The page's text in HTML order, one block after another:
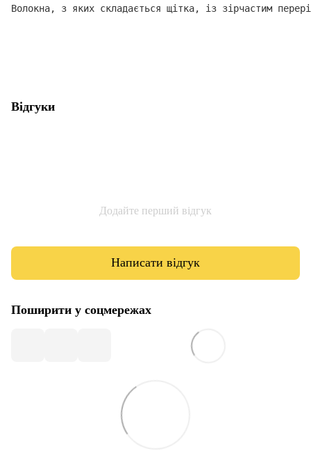
Волокна, з яких складається щітка, із зірчастим
Відгуки
Додайте перший відгук
Написати відгук
Поширити у соцмережах